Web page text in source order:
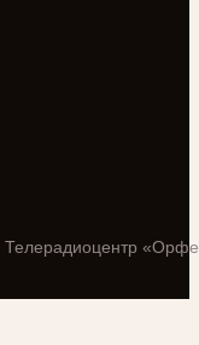
Телерадиоцентр